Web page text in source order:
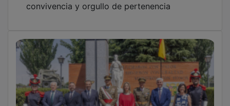
convivencia y orgullo de pertenencia